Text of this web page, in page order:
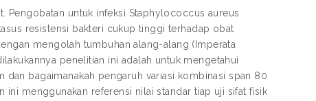
Pengobatan untuk infeksi Staphylococcus aureus
resistensi bakteri cukup tinggi terhadap obat
mengolah tumbuhan alang-alang (Imperata
penelitian ini adalah untuk mengetahui
bagaimanakah pengaruh variasi kombinasi span 80
ini menggunakan referensi nilai standar tiap uji sifat fisik